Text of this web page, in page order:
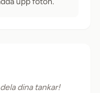
dina tankar!